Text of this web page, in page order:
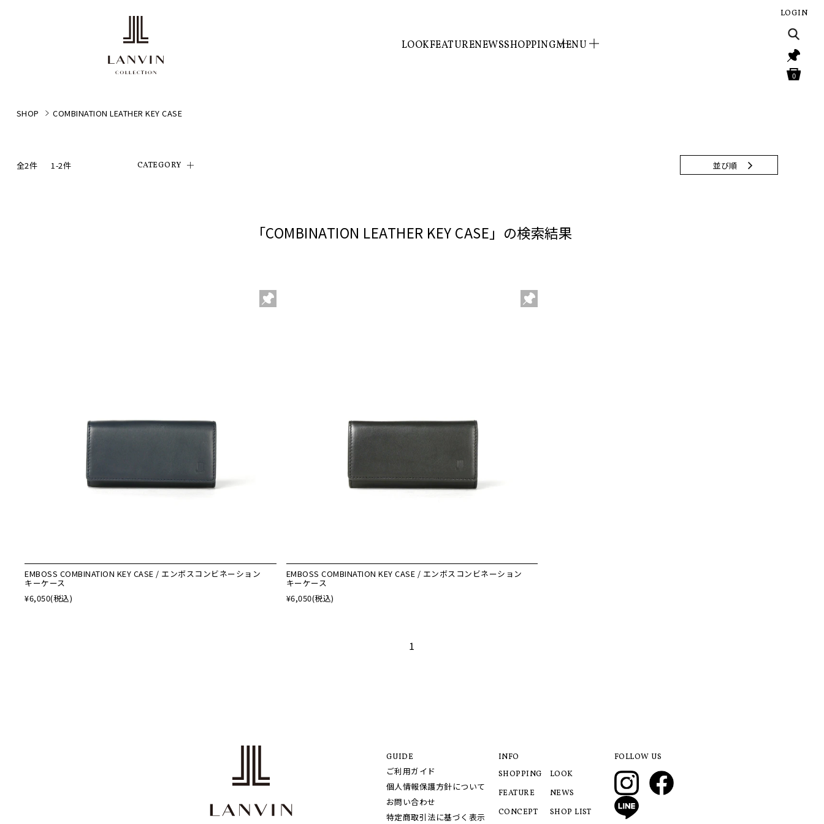
LOOKFEATURENEWSSHOPPINGMENU
LOGIN
0
SHOP COMBINATION LEATHER KEY CASE
全2件 1-2件 CATEGORY 並び順
「COMBINATION LEATHER KEY CASE」の検索結果
EMBOSS COMBINATION KEY CASE / エンボスコンビネーション
キーケース
¥6,050(税込)
EMBOSS COMBINATION KEY CASE / エンボスコンビネーション
キーケース
¥6,050(税込)
1
GUIDE
ご利用ガイド
個人情報保護方針について
お問い合わせ
特定商取引法に基づく表示
INFO
SHOPPING
FEATURE
CONCEPT
LOOK
NEWS
SHOP LIST
FOLLOW US